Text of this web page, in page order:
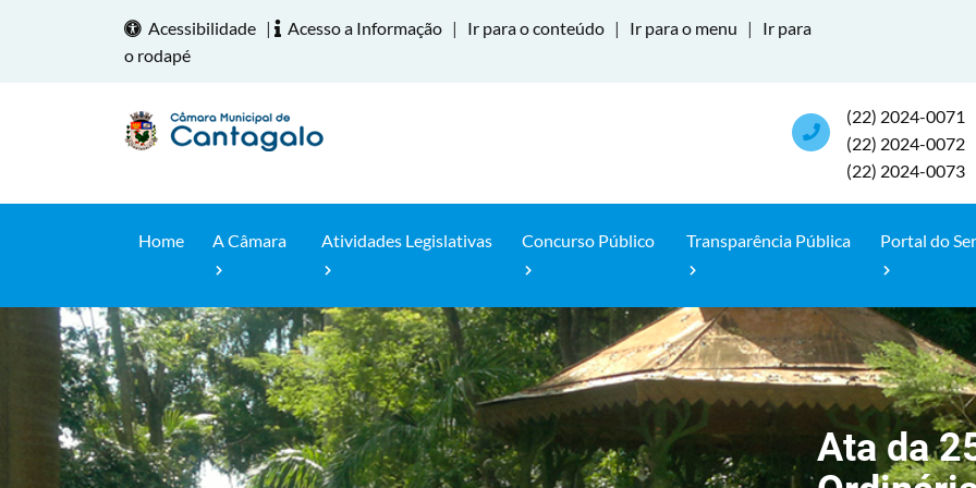
Acessibilidade | Acesso a Informação | Ir para o conteúdo | Ir para o menu |
Ir para
o rodapé
(22) 2024-0071
(22) 2024-0072
(22) 2024-0073
Home A Câmara Atividades Legislativas Concurso Público Transparência Pública Portal do
Ata da